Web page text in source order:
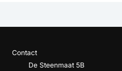
Contact
De Steenmaat 5B